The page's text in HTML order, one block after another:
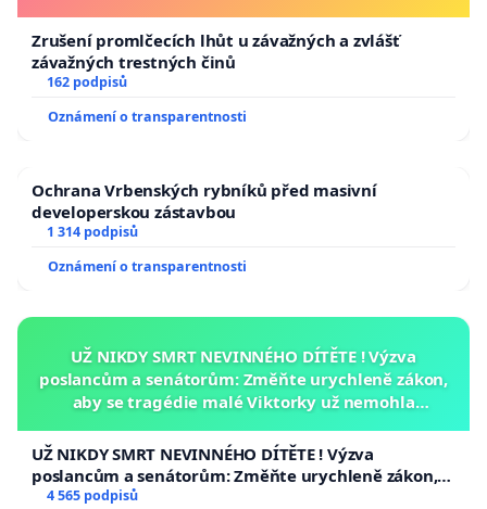
Zrušení promlčecích lhůt u závažných a zvlášť
závažných trestných činů
162 podpisů
Oznámení o transparentnosti
Ochrana Vrbenských rybníků před masivní
developerskou zástavbou
1 314 podpisů
Oznámení o transparentnosti
UŽ NIKDY SMRT NEVINNÉHO DÍTĚTE ! Výzva
poslancům a senátorům: Změňte urychleně zákon,
aby se tragédie malé Viktorky už nemohla
UŽ NIKDY SMRT NEVINNÉHO DÍTĚTE ! Výzva
poslancům a senátorům: Změňte urychleně zákon,
aby se tragédie malé Viktorky už nemohla opakovat!
4 565 podpisů